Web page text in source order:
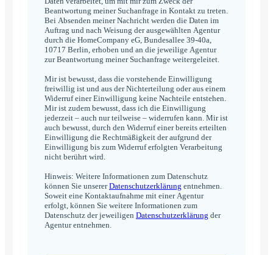
Beantwortung meiner Suchanfrage in Kontakt zu treten.
Bei Absenden meiner Nachricht werden die Daten im
Auftrag und nach Weisung der ausgewählten Agentur
durch die HomeCompany eG, Bundesallee 39-40a,
10717 Berlin, erhoben und an die jeweilige Agentur
zur Beantwortung meiner Suchanfrage weitergeleitet.
Mir ist bewusst, dass die vorstehende Einwilligung
freiwillig ist und aus der Nichterteilung oder aus einem
Widerruf einer Einwilligung keine Nachteile entstehen.
Mir ist zudem bewusst, dass ich die Einwilligung
jederzeit – auch nur teilweise – widerrufen kann. Mir ist
auch bewusst, durch den Widerruf einer bereits erteilten
Einwilligung die Rechtmäßigkeit der aufgrund der
Einwilligung bis zum Widerruf erfolgten Verarbeitung
nicht berührt wird.
Hinweis: Weitere Informationen zum Datenschutz
können Sie unsererDatenschutzerklärung entnehmen.
Soweit eine Kontaktaufnahme mit einer Agentur
erfolgt, können Sie weitere Informationen zum
Datenschutz der jeweiligen Datenschutzerklärung der
Agentur entnehmen.